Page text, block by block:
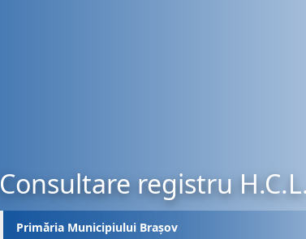
Consultare registru
Primăria Municipiului Brașov